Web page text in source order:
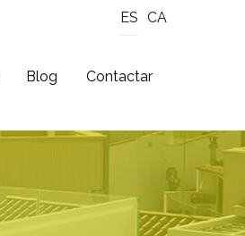
ES CA
Blog Contactar